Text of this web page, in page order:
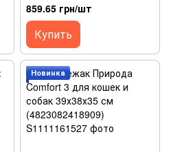
859.65 грн/шт
Купить
Новинка